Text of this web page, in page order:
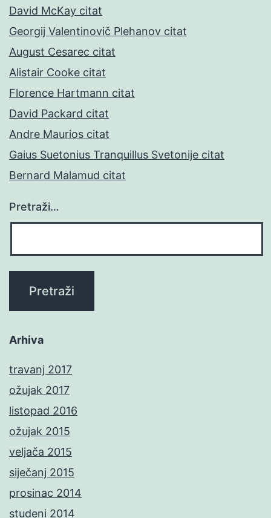
David McKay citat
Georgij Valentinovič Plehanov citat
August Cesarec citat
Alistair Cooke citat
Florence Hartmann citat
David Packard citat
Andre Maurios citat
Gaius Suetonius Tranquillus Svetonije citat
Bernard Malamud citat
Pretraži…
Arhiva
travanj 2017
ožujak 2017
listopad 2016
ožujak 2015
veljača 2015
siječanj 2015
prosinac 2014
studeni 2014